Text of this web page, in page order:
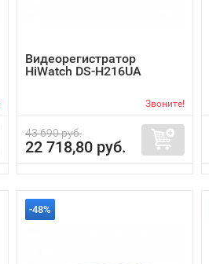
Видеорегистратор
HiWatch DS-H216UA
Звоните!
43 690 руб.
22 718,80 руб.
-48%